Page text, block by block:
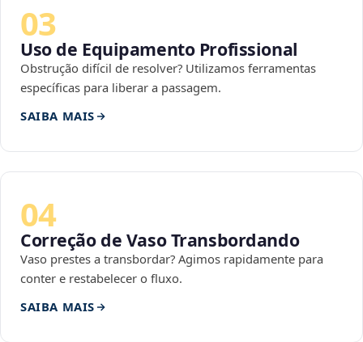
03
Uso de Equipamento Profissional
Obstrução difícil de resolver? Utilizamos ferramentas
específicas para liberar a passagem.
SAIBA MAIS
04
Correção de Vaso Transbordando
Vaso prestes a transbordar? Agimos rapidamente para
conter e restabelecer o fluxo.
SAIBA MAIS